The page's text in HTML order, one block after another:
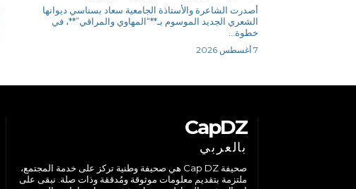
أصدرت الشاعرة والأستاذة الجامعية سعاد بسناسي ديوانها
الشعري الجديد الموسوم بـ**“المهاوي والمراقي”**، في
خطوة...
7 أغسطس 2026
CapDZ
بالعربي
صحيفة Cap DZ هي صحيفة وطنية تركز على خدمة المجتمع،
ملتزمة بتقديم معلومات موثوقة ومُدققة وذات صلة. نبقى على